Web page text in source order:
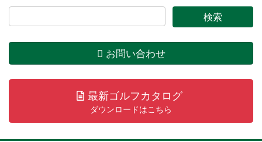
お問い合わせ
最新ゴルフカタログ
ダウンロードはこちら